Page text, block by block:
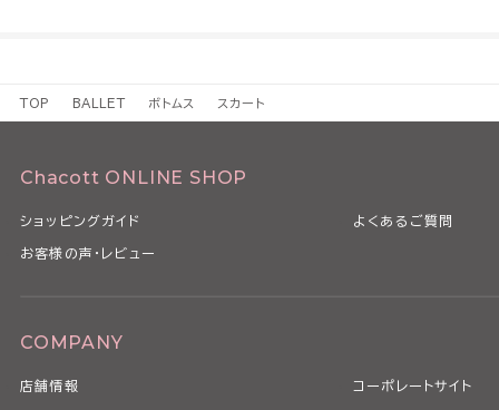
TOP BALLET ボトムス スカート
Chacott ONLINE SHOP
ショッピングガイド よくあるご質問
お客様の声・レビュー
COMPANY
店舗情報 コーポレートサイト